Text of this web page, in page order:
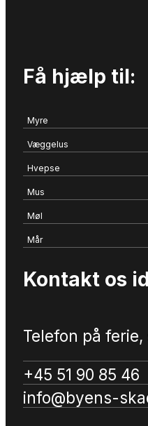
Få hjælp til:
Myre
Væggelus
Hvepse
Mus
Møl
Mår
Kontakt os
Telefon på
+45 51 90 85 46
info@byens-